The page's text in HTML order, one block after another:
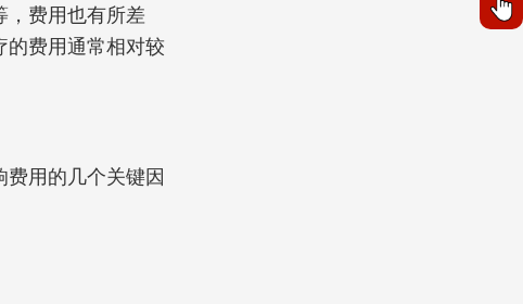
，费用也有所差
的费用通常相对较
用的几个关键因